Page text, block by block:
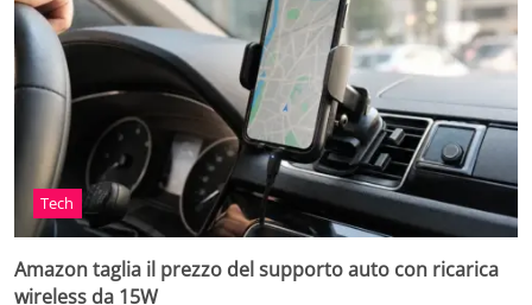
Tech
Amazon taglia il prezzo del supporto auto con ricarica
wireless da 15W